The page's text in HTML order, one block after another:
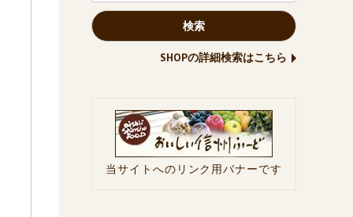
SHOPの詳細検索はこちら
当サイトへのリンク用バナーです